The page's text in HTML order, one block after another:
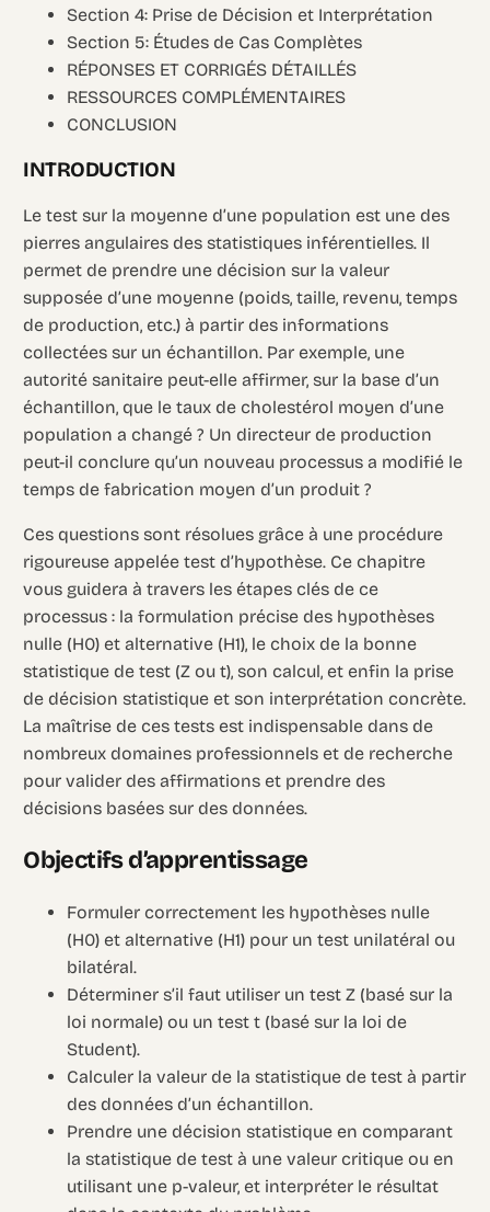
Section 4: Prise de Décision et Interprétation
Section 5: Études de Cas Complètes
RÉPONSES ET CORRIGÉS DÉTAILLÉS
RESSOURCES COMPLÉMENTAIRES
CONCLUSION
INTRODUCTION
Le test sur la moyenne d’une population est une des
pierres angulaires des statistiques inférentielles. Il
permet de prendre une décision sur la valeur
supposée d’une moyenne (poids, taille, revenu, temps
de production, etc.) à partir des informations
collectées sur un échantillon. Par exemple, une
autorité sanitaire peut-elle affirmer, sur la base d’un
échantillon, que le taux de cholestérol moyen d’une
population a changé ? Un directeur de production
peut-il conclure qu’un nouveau processus a modifié le
temps de fabrication moyen d’un produit ?
Ces questions sont résolues grâce à une procédure
rigoureuse appelée test d’hypothèse. Ce chapitre
vous guidera à travers les étapes clés de ce
processus : la formulation précise des hypothèses
nulle (H0) et alternative (H1), le choix de la bonne
statistique de test (Z ou t), son calcul, et enfin la prise
de décision statistique et son interprétation concrète.
La maîtrise de ces tests est indispensable dans de
nombreux domaines professionnels et de recherche
pour valider des affirmations et prendre des
décisions basées sur des données.
Objectifs d’apprentissage
Formuler correctement les hypothèses nulle
(H0) et alternative (H1) pour un test unilatéral ou
bilatéral.
Déterminer s’il faut utiliser un test Z (basé sur la
loi normale) ou un test t (basé sur la loi de
Student).
Calculer la valeur de la statistique de test à partir
des données d’un échantillon.
Prendre une décision statistique en comparant
la statistique de test à une valeur critique ou en
utilisant une p-valeur, et interpréter le résultat